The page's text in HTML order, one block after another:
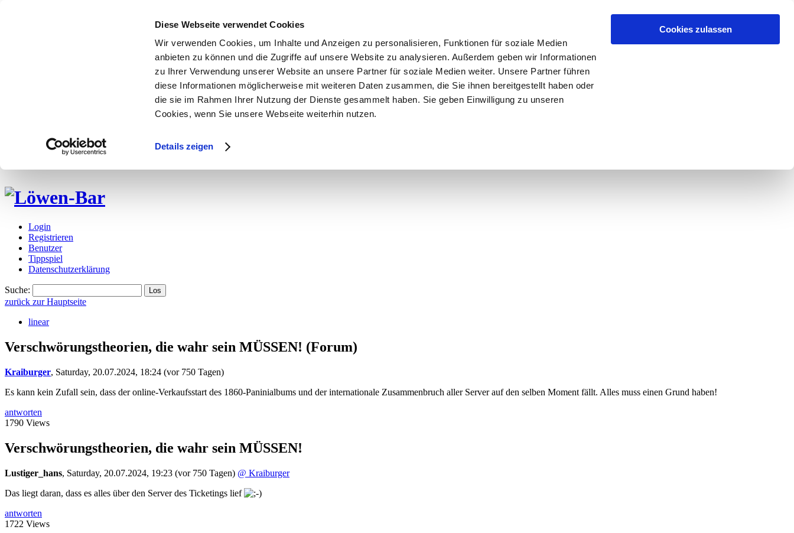
Diese Webseite verwendet Cookies
Wir verwenden Cookies, um Inhalte und Anzeigen zu personalisieren, Funktionen für soziale Medien
anbieten zu können und die Zugriffe auf unsere Website zu analysieren. Außerdem geben wir Informationen
zu Ihrer Verwendung unserer Website an unsere Partner für soziale Medien weiter. Unsere Partner führen
diese Informationen möglicherweise mit weiteren Daten zusammen, die Sie ihnen bereitgestellt haben oder
die sie im Rahmen Ihrer Nutzung der Dienste gesammelt haben. Sie geben Einwilligung zu unseren
Cookies, wenn Sie unsere Webseite weiterhin nutzen.
Details zeigen
Cookies zulassen
Login
Registrieren
Benutzer
Tippspiel
Datenschutzerklärung
Suche:
zurück zur Hauptseite
linear
Verschwörungstheorien, die wahr sein MÜSSEN! (Forum)
Kraiburger, Saturday, 20.07.2024, 18:24 (vor 750 Tagen)
Es kann kein Zufall sein, dass der online-Verkaufsstart des 1860-Paninialbums und der internationale Zusammenbruch aller Server auf den selben Moment fällt. Alles muss einen Grund haben!
antworten
1790 Views
Verschwörungstheorien, die wahr sein MÜSSEN!
Lustiger_hans, Saturday, 20.07.2024, 19:23 (vor 750 Tagen) @ Kraiburger
Das liegt daran, dass es alles über den Server des Ticketings lief
antworten
1722 Views